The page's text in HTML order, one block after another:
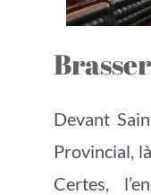
Devant
Provincial,
Certes,